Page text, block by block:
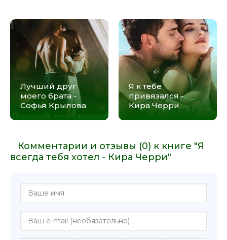
Лучший друг
моего брата -
Софья Крылова
Я к тебе
привязался -
Кира Черри
Комментарии и отзывы (0) к книге "Я
всегда тебя хотел - Кира Черри"